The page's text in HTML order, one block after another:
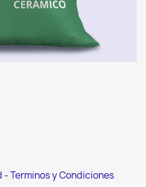
Terminos y Condiciones